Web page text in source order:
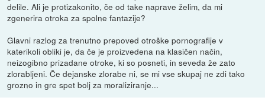
delile. Ali je protizakonito, če od take naprave želim, da mi
zgenerira otroka za spolne fantazije?
Glavni razlog za trenutno prepoved otroške pornografije v
katerikoli obliki je, da če je proizvedena na klasičen način,
neizogibno prizadane otroke, ki so posneti, in seveda že zato
zlorabljeni. Če dejanske zlorabe ni, se mi vse skupaj ne zdi tako
grozno in gre spet bolj za moraliziranje...